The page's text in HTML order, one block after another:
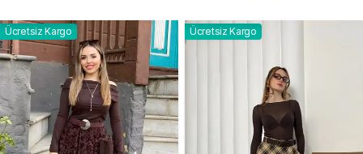
Ücretsiz Kargo Ücretsiz Kargo